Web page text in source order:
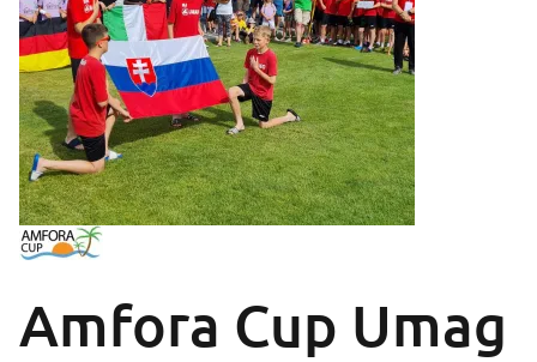
Amfora Cup Umag